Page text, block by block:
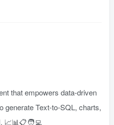
that empowers data-driven
generate Text-to-SQL, charts,
📈📊📋🧑‍💻